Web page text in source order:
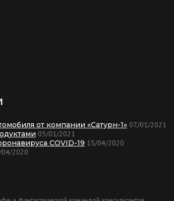
от компании «Сатурн-1» 07/01/2021
05/01/2021
COVID-19 15/04/2020
2020